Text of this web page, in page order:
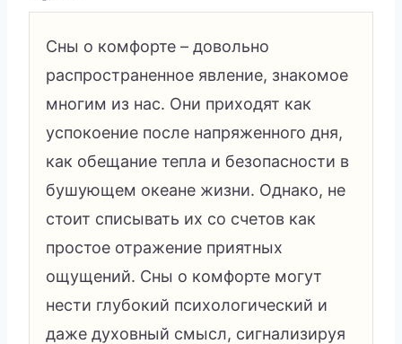
Сны о комфорте – довольно
распространенное явление, знакомое
многим из нас. Они приходят как
успокоение после напряженного дня,
как обещание тепла и безопасности в
бушующем океане жизни. Однако, не
стоит списывать их со счетов как
простое отражение приятных
ощущений. Сны о комфорте могут
нести глубокий психологический и
даже духовный смысл, сигнализируя